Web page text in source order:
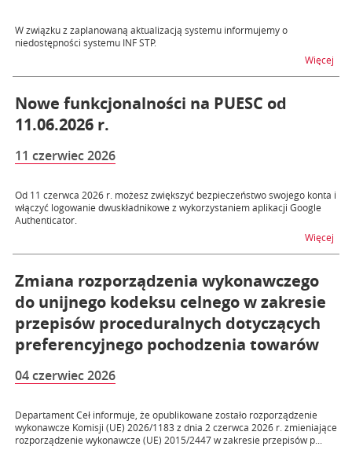
W związku z zaplanowaną aktualizacją systemu informujemy o
niedostępności systemu INF STP.
Więcej
Nowe funkcjonalności na PUESC od
11.06.2026 r.
11 czerwiec 2026
Od 11 czerwca 2026 r. możesz zwiększyć bezpieczeństwo swojego konta i
włączyć logowanie dwuskładnikowe z wykorzystaniem aplikacji Google
Authenticator.
Więcej
Zmiana rozporządzenia wykonawczego
do unijnego kodeksu celnego w zakresie
przepisów proceduralnych dotyczących
preferencyjnego pochodzenia towarów
04 czerwiec 2026
Departament Ceł informuje, że opublikowane zostało rozporządzenie
wykonawcze Komisji (UE) 2026/1183 z dnia 2 czerwca 2026 r. zmieniające
rozporządzenie wykonawcze (UE) 2015/2447 w zakresie przepisów p...